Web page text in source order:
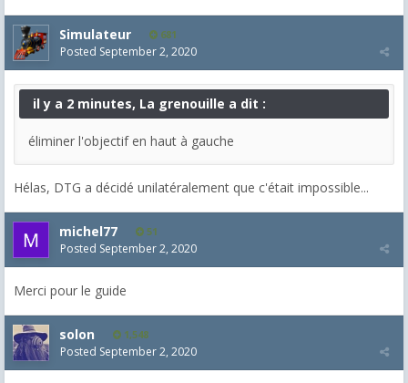
Simulateur 681
Posted September 2, 2020
il y a 2 minutes, La grenouille a dit :
éliminer l'objectif en haut à gauche
Hélas, DTG a décidé unilatéralement que c'était impossible...
michel77 51
Posted September 2, 2020
Merci pour le guide
solon 1,548
Posted September 2, 2020